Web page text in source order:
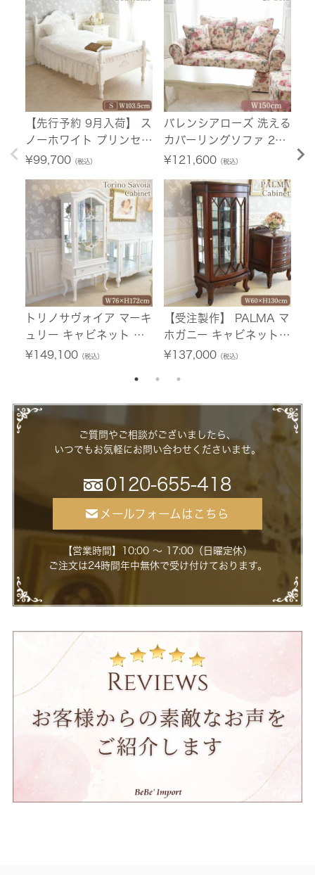
【先行予約 9月入荷】 ス
ノーホワイト プリンセス
シングルベッド ホワイト
設置サービス付】
¥99,700（税込）
トリノサヴォイア マーキ
ュリー キャビネット ホ
ワイト 幅76cm 【送料無
¥149,100（税込）
バレンシアローズ 洗える
カバーリングソファ 2人
掛け(2P) 薔薇 幅150cm
ス付】
¥121,600（税込）
【受注製作】 PALMA マ
ホガニー キャビネット
幅60cm 【送料無料/設
¥137,000（税込）
¥
ご質問やご相談がございましたら、
いつでもお気軽にお問い合わせくださいませ。
0120-655-418
メールフォームはこちら
【営業時間】10:00 ～ 17:00（日曜定休）
ご注文は24時間年中無休で受け付けております。